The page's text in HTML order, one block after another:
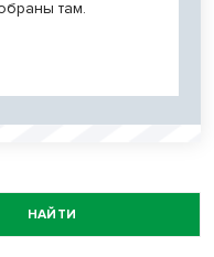
там.
НАЙТИ